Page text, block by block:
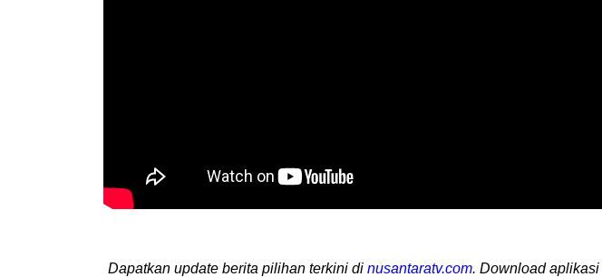
Dapatkan update berita pilihan terkini di nusantaratv.com. Download aplikasi